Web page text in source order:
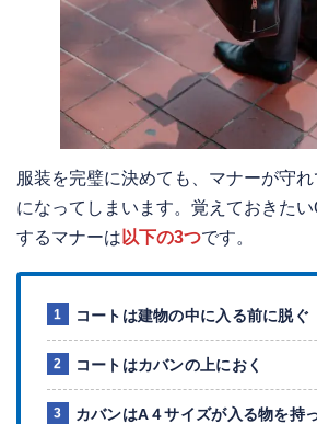
服装を完璧に決めても、マナーが守
になってしまいます。覚えておきた
するマナーは 以下の3つです。
コートは建物の中に入る前に脱ぐ
コートはカバンの上におく
カバンはA４サイズが入る物を持